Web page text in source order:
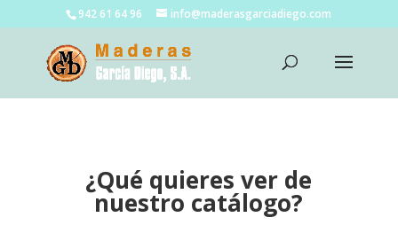
942 61 64 96 info@maderasgarciadiego.com
¿Qué quieres ver de
nuestro catálogo?